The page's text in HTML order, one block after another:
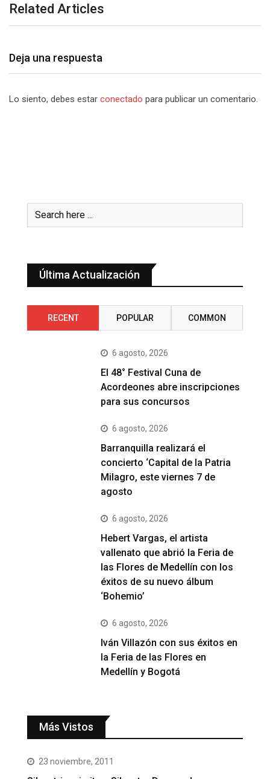
Related Articles
Deja una respuesta
Lo siento, debes estar conectado para publicar un comentario.
Última Actualización
RECENT POPULAR COMMON
6 agosto, 2026
El 48° Festival Cuna de
Acordeones abre inscripciones
para sus concursos
6 agosto, 2026
Barranquilla realizará el
concierto ‘Capital de la Patria
Milagro, este viernes 7 de
agosto
6 agosto, 2026
Hebert Vargas, el artista
vallenato que abrió la Feria de
las Flores de Medellín con los
éxitos de su nuevo álbum
‘Bohemio’
6 agosto, 2026
Iván Villazón con sus éxitos en
la Feria de las Flores en
Medellín y Bogotá
Más Vistos
23 noviembre, 2011